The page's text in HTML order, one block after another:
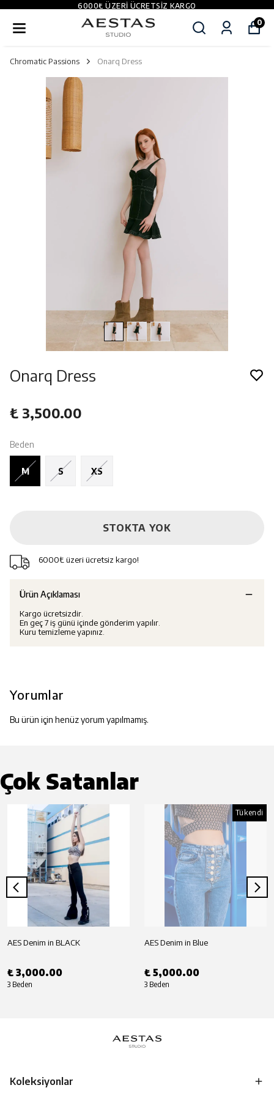
6000₺ ÜZERI ÜCRETSIZ KARGO
0
Chromatic Passions Onarq Dress
Onarq Dress
₺ 3,500.00
Beden
M S XS
STOKTA YOK
6000₺ üzeri ücretsiz kargo!
Ürün Açıklaması
Kargo ücretsizdir.
En geç 7 iş günü içinde gönderim yapılır.
Kuru temizleme yapınız.
Yorumlar
Bu ürün için henüz yorum yapılmamış.
Çok Satanlar
AES Denim in BLACK
₺ 3,000.00
3 Beden
Tükendi
AES Denim in Blue
₺ 5,000.00
3 Beden
Koleksiyonlar